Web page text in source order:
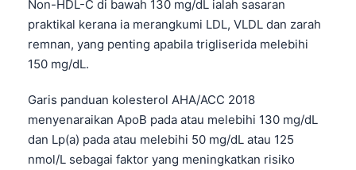
Non-HDL-C di bawah 130 mg/dL ialah sasaran
praktikal kerana ia merangkumi LDL, VLDL dan zarah
remnan, yang penting apabila trigliserida melebihi
150 mg/dL.
Garis panduan kolesterol AHA/ACC 2018
menyenaraikan ApoB pada atau melebihi 130 mg/dL
dan Lp(a) pada atau melebihi 50 mg/dL atau 125
nmol/L sebagai faktor yang meningkatkan risiko